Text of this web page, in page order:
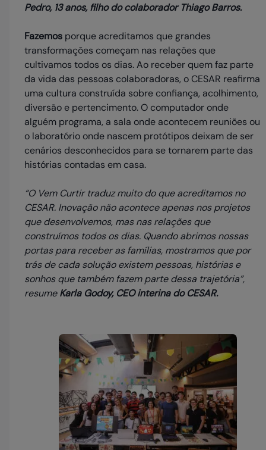
Pedro, 13 anos, filho do colaborador Thiago Barros.
Fazemos porque acreditamos que grandes
transformações começam nas relações que
cultivamos todos os dias. Ao receber quem faz parte
da vida das pessoas colaboradoras, o CESAR reafirma
uma cultura construída sobre confiança, acolhimento,
diversão e pertencimento. O computador onde
alguém programa, a sala onde acontecem reuniões ou
o laboratório onde nascem protótipos deixam de ser
cenários desconhecidos para se tornarem parte das
histórias contadas em casa.
“O Vem Curtir traduz muito do que acreditamos no
CESAR. Inovação não acontece apenas nos projetos
que desenvolvemos, mas nas relações que
construímos todos os dias. Quando abrimos nossas
portas para receber as famílias, mostramos que por
trás de cada solução existem pessoas, histórias e
sonhos que também fazem parte dessa trajetória”,
resumeKarla Godoy, CEO interina do CESAR.